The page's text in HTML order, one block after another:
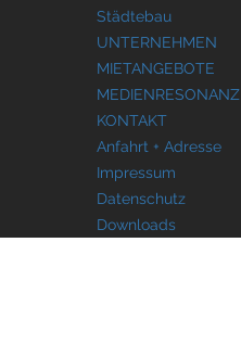
Städtebau
UNTERNEHMEN
MIETANGEBOTE
MEDIENRESONANZ
KONTAKT
Anfahrt + Adresse
Impressum
Datenschutz
Downloads